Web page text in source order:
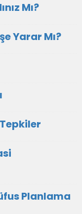
Mı?
Yarar Mı?
Planlama